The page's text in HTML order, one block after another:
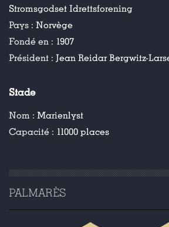
Stromsgodset Idrettsforening
Pays : Norvège
Fondé en : 1907
Président : Jean Reidar Bergwitz-
Stade
Nom : Marienlyst
Capacité : 11000 places
PALMARÈS